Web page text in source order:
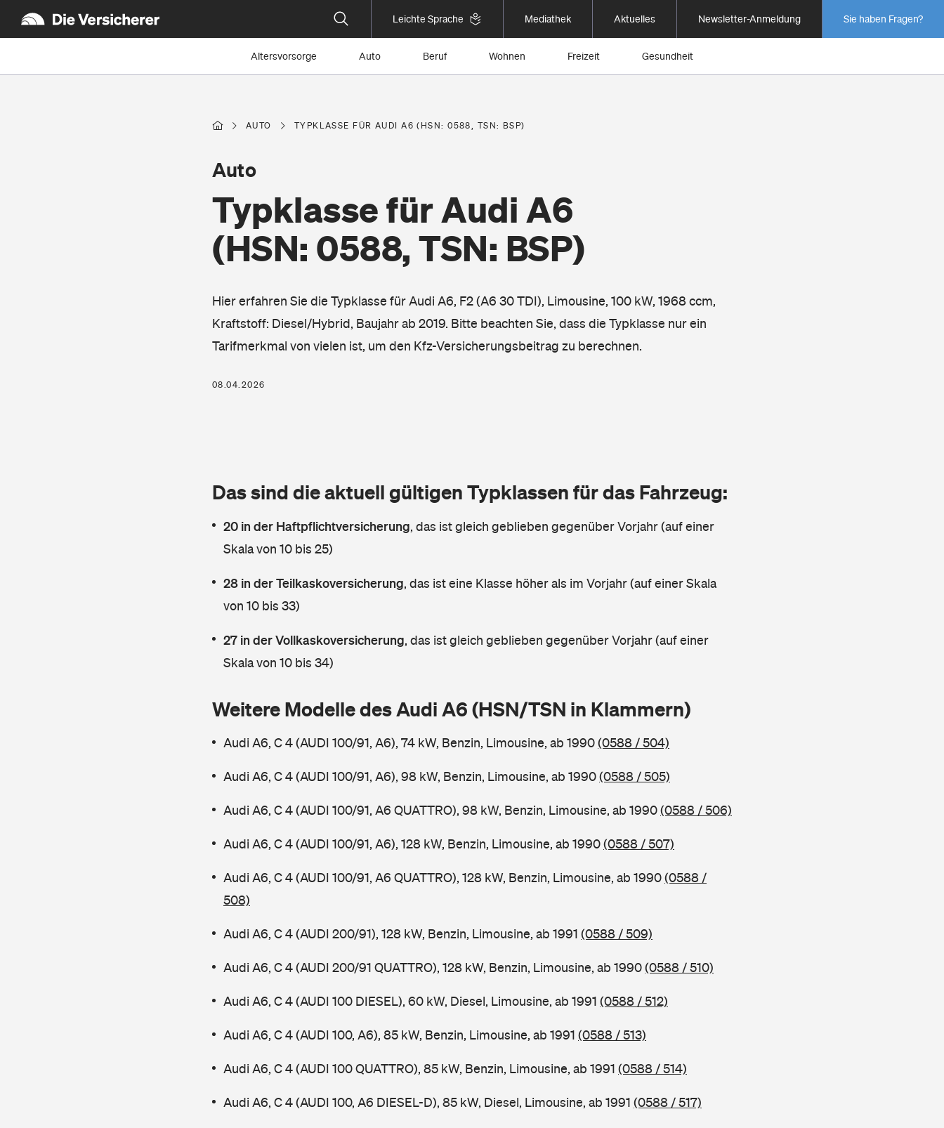
Leichte Sprache Mediathek Aktuelles Newsletter-Anmeldung Sie haben Fragen?
Altersvorsorge Auto Beruf Wohnen Freizeit Gesundheit
AUTO TYPKLASSE FÜR AUDI A6 (HSN: 0588, TSN: BSP)
Typklasse für Audi A6
(HSN: 0588, TSN: BSP)
Auto
Hier erfahren Sie die Typklasse für Audi A6, F2 (A6 30 TDI), Limousine, 100 kW, 1968 ccm,
Kraftstoff: Diesel/Hybrid, Baujahr ab 2019. Bitte beachten Sie, dass die Typklasse nur ein
Tarifmerkmal von vielen ist, um den Kfz-Versicherungsbeitrag zu berechnen.
08.04.2026
Das sind die aktuell gültigen Typklassen für das Fahrzeug:
20 in der Haftpflichtversicherung, das ist gleich geblieben gegenüber Vorjahr (auf einer
Skala von 10 bis 25)
28 in der Teilkaskoversicherung, das ist eine Klasse höher als im Vorjahr (auf einer Skala
von 10 bis 33)
27 in der Vollkaskoversicherung, das ist gleich geblieben gegenüber Vorjahr (auf einer
Skala von 10 bis 34)
Weitere Modelle des Audi A6 (HSN/TSN in Klammern)
Audi A6, C 4 (AUDI 100/91, A6), 74 kW, Benzin, Limousine, ab 1990(0588 / 504)
Audi A6, C 4 (AUDI 100/91, A6), 98 kW, Benzin, Limousine, ab 1990(0588 / 505)
Audi A6, C 4 (AUDI 100/91, A6 QUATTRO), 98 kW, Benzin, Limousine, ab 1990(0588 / 506)
Audi A6, C 4 (AUDI 100/91, A6), 128 kW, Benzin, Limousine, ab 1990(0588 / 507)
Audi A6, C 4 (AUDI 100/91, A6 QUATTRO), 128 kW, Benzin, Limousine, ab 1990(0588 /
508)
Audi A6, C 4 (AUDI 200/91), 128 kW, Benzin, Limousine, ab 1991 (0588 / 509)
Audi A6, C 4 (AUDI 200/91 QUATTRO), 128 kW, Benzin, Limousine, ab 1990(0588 / 510)
Audi A6, C 4 (AUDI 100 DIESEL), 60 kW, Diesel, Limousine, ab 1991 (0588 / 512)
Audi A6, C 4 (AUDI 100, A6), 85 kW, Benzin, Limousine, ab 1991 (0588 / 513)
Audi A6, C 4 (AUDI 100 QUATTRO), 85 kW, Benzin, Limousine, ab 1991 (0588 / 514)
Audi A6, C 4 (AUDI 100, A6 DIESEL-D), 85 kW, Diesel, Limousine, ab 1991 (0588 / 517)